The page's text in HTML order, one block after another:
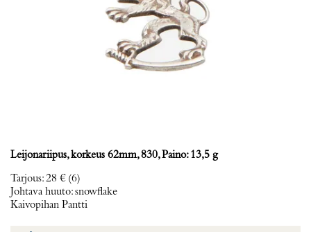
Leijonariipus, korkeus 62mm, 830, Paino: 13,5 g
Tarjous:28 € (6)
Johtava huuto:snowflake
Kaivopihan Pantti